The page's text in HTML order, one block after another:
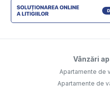
Vânzări
Apartamente de
Apartamente de